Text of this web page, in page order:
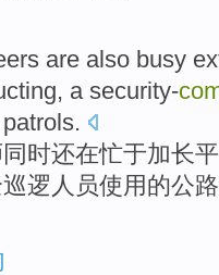
are also busy
a security-
patrols.
同时还在忙于加长
逻人员使用 的公路